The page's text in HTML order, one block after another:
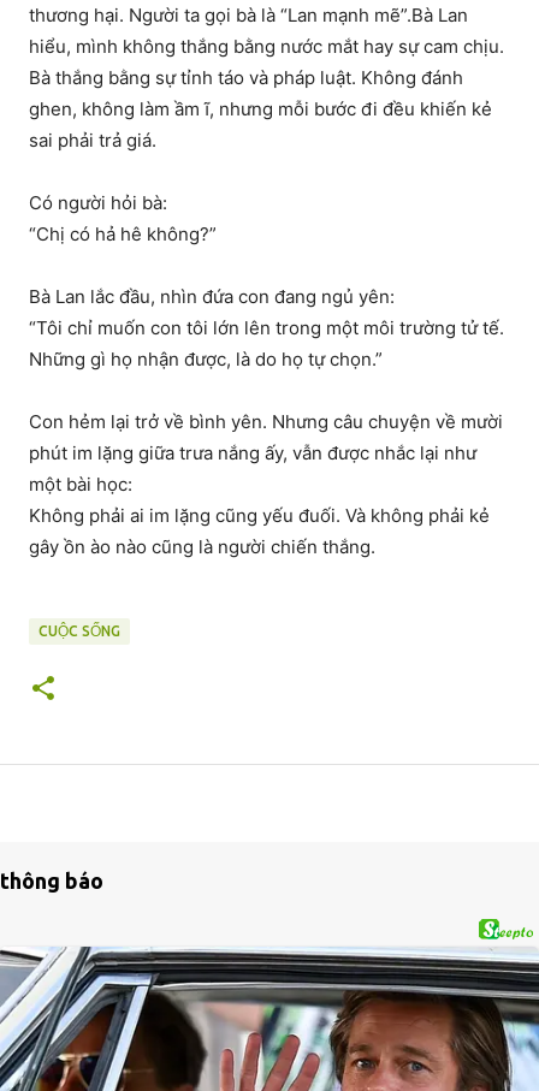
thương hại. Người ta gọi bà là “Lan mạnh mẽ”.Bà Lan
hiểu, mình không thắng bằng nước mắt hay sự cam chịu.
Bà thắng bằng sự tỉnh táo và pháp luật. Không đánh
ghen, không làm ầm ĩ, nhưng mỗi bước đi đều khiến kẻ
sai phải trả giá.
Có người hỏi bà:
“Chị có hả hê không?”
Bà Lan lắc đầu, nhìn đứa con đang ngủ yên:
“Tôi chỉ muốn con tôi lớn lên trong một môi trường tử tế.
Những gì họ nhận được, là do họ tự chọn.”
Con hẻm lại trở về bình yên. Nhưng câu chuyện về mười
phút im lặng giữa trưa nắng ấy, vẫn được nhắc lại như
một bài học:
Không phải ai im lặng cũng yếu đuối. Và không phải kẻ
gây ồn ào nào cũng là người chiến thắng.
CUỘC SỐNG
thông báo